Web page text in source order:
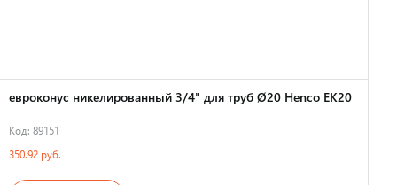
евроконус никелированный 3/4" для труб Ø20 Henco EK20
Код: 89151
350.92 руб.